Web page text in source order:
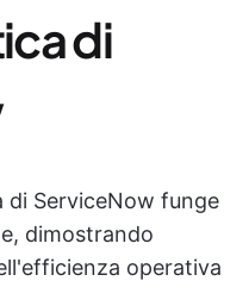
di
di ServiceNow funge
dimostrando
operativa